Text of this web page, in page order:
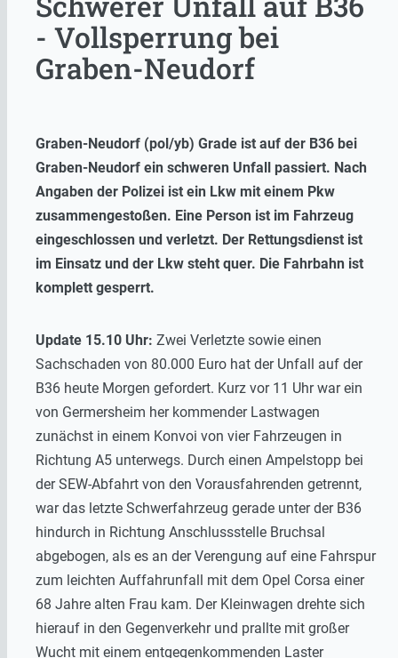
- Vollsperrung bei
Graben-Neudorf
Graben-Neudorf (pol/yb) Grade ist auf der B36 bei
Graben-Neudorf ein schweren Unfall passiert. Nach
Angaben der Polizei ist ein Lkw mit einem Pkw
zusammengestoßen. Eine Person ist im Fahrzeug
eingeschlossen und verletzt. Der Rettungsdienst ist
im Einsatz und der Lkw steht quer. Die Fahrbahn ist
komplett gesperrt.
Update 15.10 Uhr: Zwei Verletzte sowie einen
Sachschaden von 80.000 Euro hat der Unfall auf der
B36 heute Morgen gefordert. Kurz vor 11 Uhr war ein
von Germersheim her kommender Lastwagen
zunächst in einem Konvoi von vier Fahrzeugen in
Richtung A5 unterwegs. Durch einen Ampelstopp bei
der SEW-Abfahrt von den Vorausfahrenden getrennt,
war das letzte Schwerfahrzeug gerade unter der B36
hindurch in Richtung Anschlussstelle Bruchsal
abgebogen, als es an der Verengung auf eine Fahrspur
zum leichten Auffahrunfall mit dem Opel Corsa einer
68 Jahre alten Frau kam. Der Kleinwagen drehte sich
hierauf in den Gegenverkehr und prallte mit großer
Wucht mit einem entgegenkommenden Laster